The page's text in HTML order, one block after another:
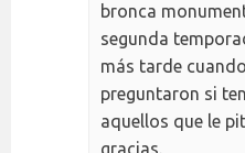
bronca
segunda
más tarde
preguntaron si
aquellos que le
gracias.